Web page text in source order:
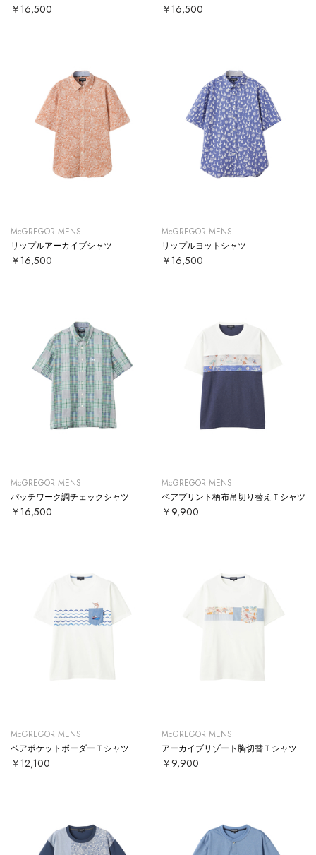
￥16,500 ￥16,500
McGREGOR MENS
リップルアーカイブシャツ
￥16,500
McGREGOR MENS
リップルヨットシャツ
￥16,500
McGREGOR MENS
パッチワーク調チェックシャツ
￥16,500
McGREGOR MENS
ベアプリント柄布帛切り替えＴシャツ
￥9,900
McGREGOR MENS
ベアポケットボーダーＴシャツ
￥12,100
McGREGOR MENS
アーカイブリゾート胸切替Ｔシャツ
￥9,900